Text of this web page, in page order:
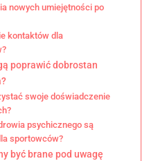
nowych umiejętności po
kontaktów dla
poprawić dobrostan
swoje doświadczenie
psychicznego są
sportowców?
być brane pod uwagę